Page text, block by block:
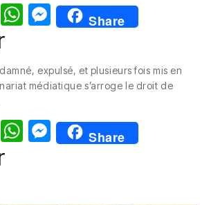
E
W
s
p
p
M
e
e
g
er
Share
expulsé, et plusieurs fois mis en
médiatique s’arroge le droit de
E
W M
e
Share